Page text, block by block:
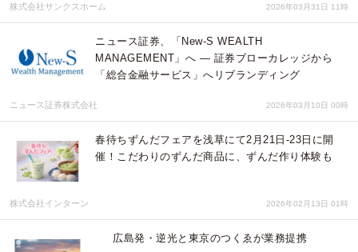
株式会社サンクスホーム 2026年03月31日 11時
ニュース証券、「New-S WEALTH
MANAGEMENT」へ — 証券ブローカレッジから
「総合金融サービス」へリブランディング
ニュース証券株式会社 2026年03月10日 00時
春待ちずんだフェアを浅草にて2月21日-23日に開
催！こだわりのずんだ商品に、ずんだ作り体験も
株式会社インターン 2026年02月13日 01時
広島発・逆光と東京のつくゑが業務提携